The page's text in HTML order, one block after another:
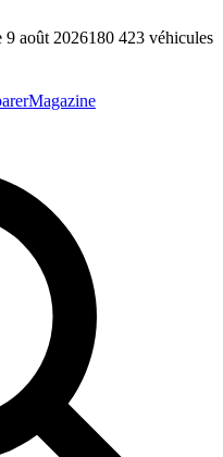
9 août 2026180 423 véhicules
Magazine